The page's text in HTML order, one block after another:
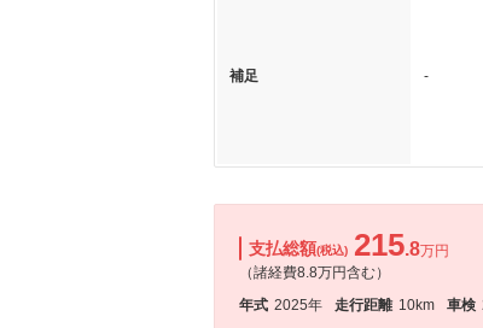
補足 -
支払総額(税込) 215.8万円
（諸経費8.8万円含む）
年式 2025年 走行距離 10km 車検